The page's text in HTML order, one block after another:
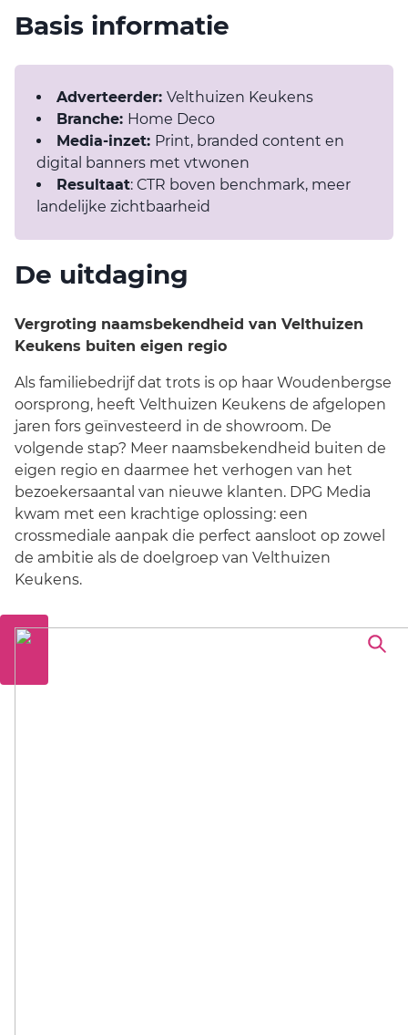
Basis informatie
Adverteerder: Velthuizen Keukens
Branche: Home Deco
Media-inzet: Print, branded content en
digital banners met vtwonen
Resultaat: CTR boven benchmark, meer
landelijke zichtbaarheid
De uitdaging
Vergroting naamsbekendheid van Velthuizen
Keukens buiten eigen regio
Als familiebedrijf dat trots is op haar Woudenbergse
oorsprong, heeft Velthuizen Keukens de afgelopen
jaren fors geïnvesteerd in de showroom. De
volgende stap? Meer naamsbekendheid buiten de
eigen regio en daarmee het verhogen van het
bezoekersaantal van nieuwe klanten. DPG Media
kwam met een krachtige oplossing: een
crossmediale aanpak die perfect aansloot op zowel
de ambitie als de doelgroep van Velthuizen
Keukens.